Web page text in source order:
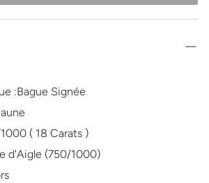
:Bague Signée
( 18 Carats )
d'Aigle (750/1000)